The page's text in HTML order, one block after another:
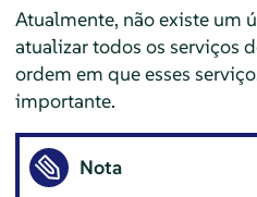
Atualmente, não existe um
atualizar todos os serviços
ordem em que esses
importante.
Nota